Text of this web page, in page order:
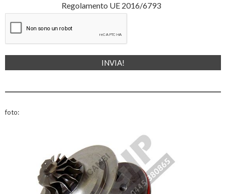
Regolamento UE 2016/6793
foto: